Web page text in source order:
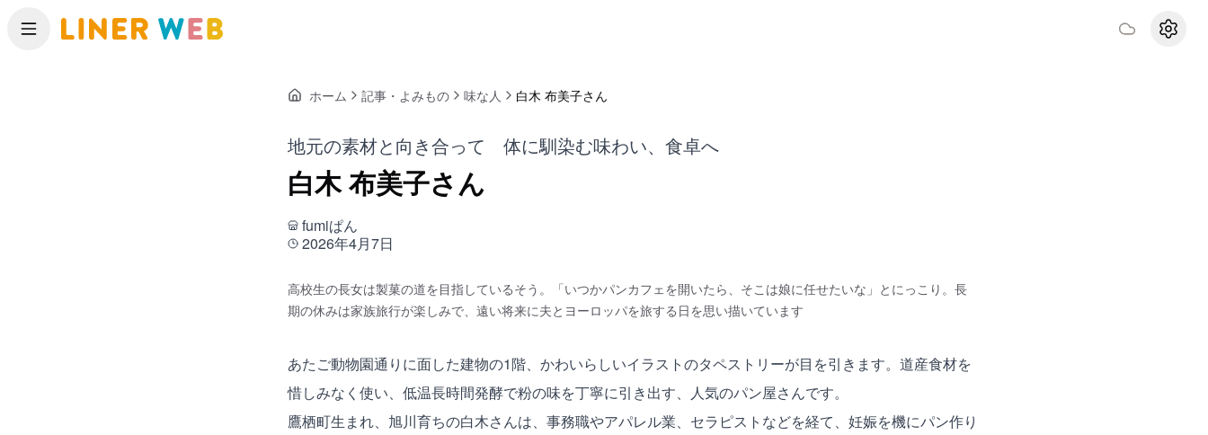
メニュー 設定
ホーム 記事・よみもの 味な人 白木 布美子さん
地元の素材と向き合って 体に馴染む味わい、食卓へ
白木 布美子さん
fumiぱん
2026年4月7日
高校生の長女は製菓の道を目指しているそう。「いつかパンカフェを開いたら、そこは娘に任せたいな」とにっこり。長
期の休みは家族旅行が楽しみで、遠い将来に夫とヨーロッパを旅する日を思い描いています
あたご動物園通りに面した建物の1階、かわいらしいイラストのタペストリーが目を引きます。道産食材を
惜しみなく使い、低温長時間発酵で粉の味を丁寧に引き出す、人気のパン屋さんです。
鷹栖町生まれ、旭川育ちの白木さんは、事務職やアパレル業、セラピストなどを経て、妊娠を機にパン作り